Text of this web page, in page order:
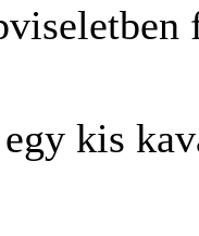
kis